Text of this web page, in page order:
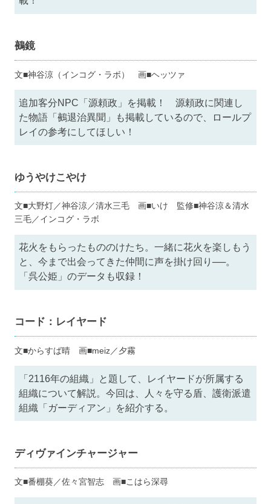
鵺鏡
文■神谷涼（インコグ・ラボ） 画■ヘッツァ
追加客分NPC「源頼政」を掲載！ 源頼政に関連し
た物語「鵺退治異聞」も掲載しているので、ロールプ
レイの参考にしてほしい！
ゆうやけこやけ
文■大野灯／神谷涼／清水三毛 画■いけ 監修■神谷涼＆清水
三毛／インコグ・ラボ
花火をもらったもののけたち。一緒に花火を楽しもう
と、今まで出会ってきた仲間に声を掛け回り──。
「呉公姫」のデータも収録！
コード：レイヤード
文■からすば晴 画■meiz／夕霧
「2116年の組織」と題して、レイヤードが所属する
組織について解説。今回は、人々を守る盾、護衛派遣
組織「ガーディアン」を紹介する。
ディヴァインチャージャー
文■番棚葵／佐々宮智志 画■こはら深尋